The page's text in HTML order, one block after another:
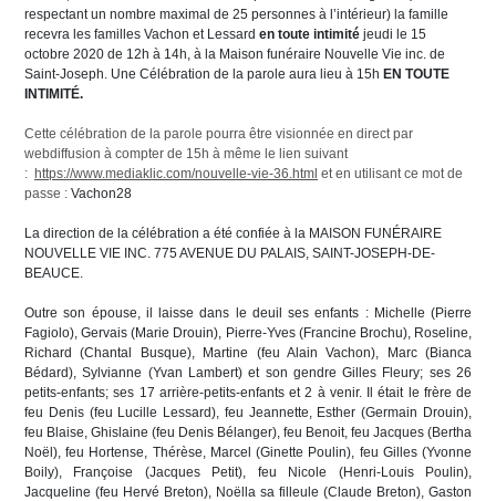
respectant un nombre maximal de 25 personnes à l’intérieur) la famille
recevra les familles Vachon et Lessard en toute intimité jeudi le 15
octobre 2020 de 12h à 14h, à la Maison funéraire Nouvelle Vie inc. de
Saint-Joseph. Une Célébration de la parole aura lieu à 15h EN TOUTE
INTIMITÉ.
Cette célébration de la parole pourra être visionnée en direct par
webdiffusion à compter de 15h à même le lien suivant
: https://www.mediaklic.com/nouvelle-vie-36.html et en utilisant ce mot de
passe : Vachon28
La direction de la célébration a été confiée à la MAISON FUNÉRAIRE
NOUVELLE VIE INC. 775 AVENUE DU PALAIS, SAINT-JOSEPH-DE-
BEAUCE.
Outre son épouse, il laisse dans le deuil ses enfants : Michelle (Pierre
Fagiolo), Gervais (Marie Drouin), Pierre-Yves (Francine Brochu), Roseline,
Richard (Chantal Busque), Martine (feu Alain Vachon), Marc (Bianca
Bédard), Sylvianne (Yvan Lambert) et son gendre Gilles Fleury; ses 26
petits-enfants; ses 17 arrière-petits-enfants et 2 à venir. Il était le frère de
feu Denis (feu Lucille Lessard), feu Jeannette, Esther (Germain Drouin),
feu Blaise, Ghislaine (feu Denis Bélanger), feu Benoit, feu Jacques (Bertha
Noël), feu Hortense, Thérèse, Marcel (Ginette Poulin), feu Gilles (Yvonne
Boily), Françoise (Jacques Petit), feu Nicole (Henri-Louis Poulin),
Jacqueline (feu Hervé Breton), Noëlla sa filleule (Claude Breton), Gaston